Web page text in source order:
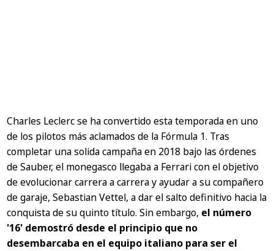
Charles Leclerc se ha convertido esta temporada en uno
de los pilotos más aclamados de la Fórmula 1. Tras
completar una solida campaña en 2018 bajo las órdenes
de Sauber, el monegasco llegaba a Ferrari con el objetivo
de evolucionar carrera a carrera y ayudar a su compañero
de garaje, Sebastian Vettel, a dar el salto definitivo hacia la
conquista de su quinto título. Sin embargo, el número
'16' demostró desde el principio que no
desembarcaba en el equipo italiano para ser el